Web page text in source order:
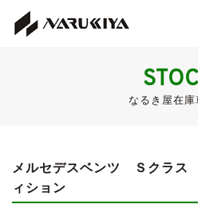
なるき屋在庫
メルセデスベンツ Ｓクラス
ィション